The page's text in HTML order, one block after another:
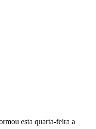
esta quarta-feira a